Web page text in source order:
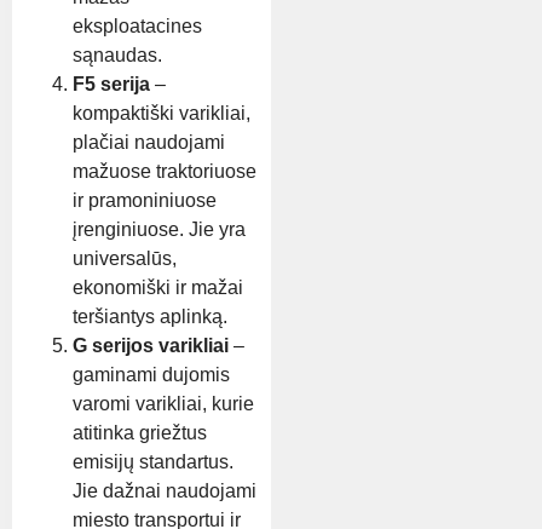
eksploatacines
sąnaudas.
F5 serija –
kompaktiški varikliai,
plačiai naudojami
mažuose traktoriuose
ir pramoniniuose
įrenginiuose. Jie yra
universalūs,
ekonomiški ir mažai
teršiantys aplinką.
G serijos varikliai –
gaminami dujomis
varomi varikliai, kurie
atitinka griežtus
emisijų standartus.
Jie dažnai naudojami
miesto transportui ir